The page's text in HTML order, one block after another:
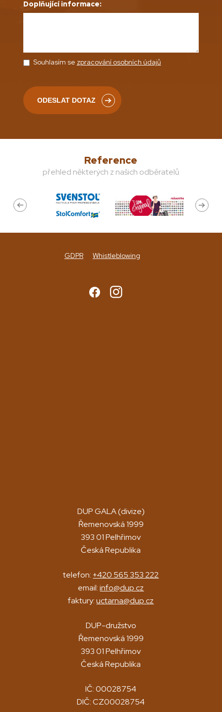
Doplňující informace:
Souhlasím se zpracování osobních údajů
Reference
přehled některých z našich odběratelů
GDPR Whistleblowing
DUP GALA (divize)
Řemenovská 1999
393 01 Pelhřimov
Česká Republika
telefon: +420 565 353 222
email:info@dup.cz
faktury:uctarna@dup.cz
DUP-družstvo
Řemenovská 1999
393 01 Pelhřimov
Česká Republika
IČ: 00028754
DIČ: CZ00028754